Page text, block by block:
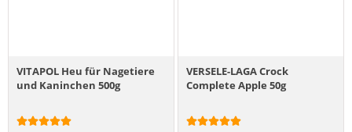
VITAPOL Heu für Nagetiere
und Kaninchen 500g
VERSELE-LAGA Crock
Complete Apple 50g